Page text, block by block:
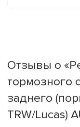
Отзывы о
тормозного
заднего
TRW/Lucas)